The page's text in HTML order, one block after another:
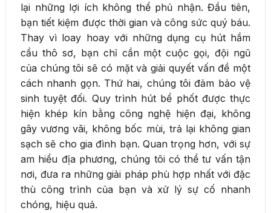
lại những lợi ích không thể phủ nhận. Đầu tiên,
bạn tiết kiệm được thời gian và công sức quý báu.
Thay vì loay hoay với những dụng cụ hút hầm
cầu thô sơ, bạn chỉ cần một cuộc gọi, đội ngũ
của chúng tôi sẽ có mặt và giải quyết vấn đề một
cách nhanh gọn. Thứ hai, chúng tôi đảm bảo vệ
sinh tuyệt đối. Quy trình hút bể phốt được thực
hiện khép kín bằng công nghệ hiện đại, không
gây vương vãi, không bốc mùi, trả lại không gian
sạch sẽ cho gia đình bạn. Quan trọng hơn, với sự
am hiểu địa phương, chúng tôi có thể tư vấn tận
nơi, đưa ra những giải pháp phù hợp nhất với đặc
thù công trình của bạn và xử lý sự cố nhanh
chóng, hiệu quả.